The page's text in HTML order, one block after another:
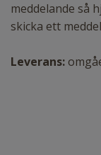
meddelande så
skicka ett
Leverans: